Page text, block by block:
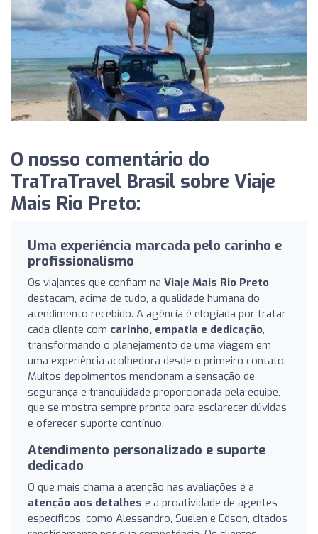
O nosso comentário do
TraTraTravel Brasil sobre Viaje
Mais Rio Preto:
Uma experiência marcada pelo carinho e
profissionalismo
Os viajantes que confiam na Viaje Mais Rio Preto
destacam, acima de tudo, a qualidade humana do
atendimento recebido. A agência é elogiada por tratar
cada cliente com carinho, empatia e dedicação,
transformando o planejamento de uma viagem em
uma experiência acolhedora desde o primeiro contato.
Muitos depoimentos mencionam a sensação de
segurança e tranquilidade proporcionada pela equipe,
que se mostra sempre pronta para esclarecer dúvidas
e oferecer suporte contínuo.
Atendimento personalizado e suporte
dedicado
O que mais chama a atenção nas avaliações é a
atenção aos detalhes e a proatividade de agentes
específicos, como Alessandro, Suelen e Edson, citados